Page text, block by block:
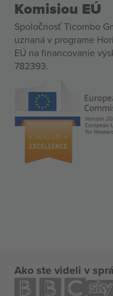
Komisiou EÚ
Spoločnosť Ticombo
uznaná v programe
EÚ na financovanie
782393.
Ako ste videli v